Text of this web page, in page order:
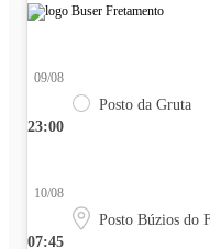
23:00
09/08
Posto da Gruta
07:45
10/08
Posto Búzios do